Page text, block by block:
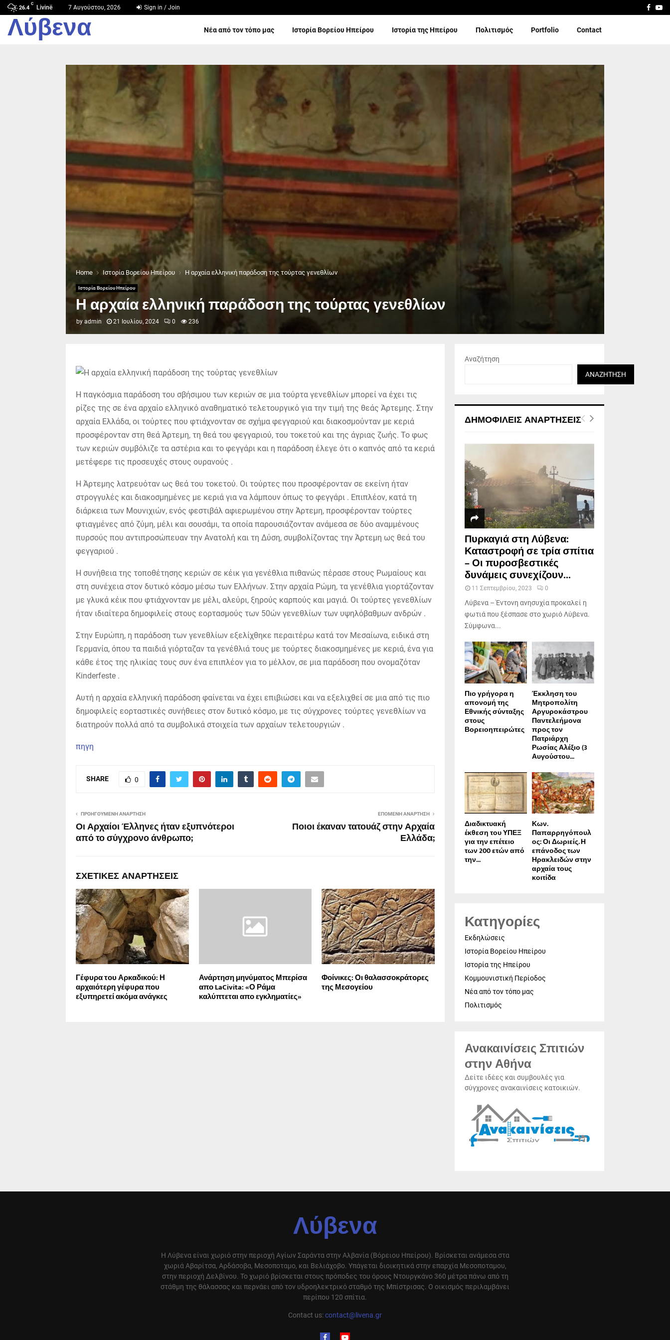
26.4
C
Livinë 7 Αυγούστου, 2026 Sign in / Join
Λύβενα Νέα από τον τόπο μας Ιστορία Βορείου Ηπείρου Ιστορία της Ηπείρου Πολιτισμός Portfolio Contact
Home Ιστορία Βορείου Ηπείρου Η αρχαία ελληνική παράδοση της τούρτας γενεθλίων
Ιστορία Βορείου Ηπείρου
Η αρχαία ελληνική παράδοση της τούρτας γενεθλίων
by admin 21 Ιουλίου, 2024 0 236
Η παγκόσμια παράδοση του σβήσιμου των κεριών σε μια τούρτα γενεθλίων μπορεί να έχει τις
ρίζες της σε ένα αρχαίο ελληνικό αναθηματικό τελετουργικό για την τιμή της θεάς Άρτεμης. Στην
αρχαία Ελλάδα, οι τούρτες που φτιάχνονταν σε σχήμα φεγγαριού και διακοσμούνταν με κεριά
προσφέρονταν στη θεά Άρτεμη, τη θεά του φεγγαριού, του τοκετού και της άγριας ζωής. Το φως
των κεριών συμβόλιζε τα αστέρια και το φεγγάρι και η παράδοση έλεγε ότι ο καπνός από τα κεριά
μετέφερε τις προσευχές στους ουρανούς .
Η Άρτεμης λατρευόταν ως θεά του τοκετού. Οι τούρτες που προσφέρονταν σε εκείνη ήταν
στρογγυλές και διακοσμημένες με κεριά για να λάμπουν όπως το φεγγάρι . Επιπλέον, κατά τη
διάρκεια των Μουνιχιών, ενός φεστιβάλ αφιερωμένου στην Άρτεμη, προσφέρονταν τούρτες
φτιαγμένες από ζύμη, μέλι και σουσάμι, τα οποία παρουσιάζονταν ανάμεσα σε δύο αναμμένους
πυρσούς που αντιπροσώπευαν την Ανατολή και τη Δύση, συμβολίζοντας την Άρτεμη ως θεά του
φεγγαριού .
Η συνήθεια της τοποθέτησης κεριών σε κέικ για γενέθλια πιθανώς πέρασε στους Ρωμαίους και
στη συνέχεια στον δυτικό κόσμο μέσω των Ελλήνων. Στην αρχαία Ρώμη, τα γενέθλια γιορτάζονταν
με γλυκά κέικ που φτιάχνονταν με μέλι, αλεύρι, ξηρούς καρπούς και μαγιά. Οι τούρτες γενεθλίων
ήταν ιδιαίτερα δημοφιλείς στους εορτασμούς των 50ών γενεθλίων των υψηλόβαθμων ανδρών .
Στην Ευρώπη, η παράδοση των γενεθλίων εξελίχθηκε περαιτέρω κατά τον Μεσαίωνα, ειδικά στη
Γερμανία, όπου τα παιδιά γιόρταζαν τα γενέθλιά τους με τούρτες διακοσμημένες με κεριά, ένα για
κάθε έτος της ηλικίας τους συν ένα επιπλέον για το μέλλον, σε μια παράδοση που ονομαζόταν
Kinderfeste .
Αυτή η αρχαία ελληνική παράδοση φαίνεται να έχει επιβιώσει και να εξελιχθεί σε μια από τις πιο
δημοφιλείς εορταστικές συνήθειες στον δυτικό κόσμο, με τις σύγχρονες τούρτες γενεθλίων να
διατηρούν πολλά από τα συμβολικά στοιχεία των αρχαίων τελετουργιών .
πηγη
SHARE 0
ΠΡΟΗΓΟΎΜΕΝΗ ΑΝΆΡΤΗΣΗ
Οι Αρχαίοι Έλληνες ήταν εξυπνότεροι
από το σύγχρονο άνθρωπο;
ΕΠΌΜΕΝΗ ΑΝΆΡΤΗΣΗ
Ποιοι έκαναν τατουάζ στην Αρχαία
Ελλάδα;
ΣΧΕΤΙΚΈΣ ΑΝΑΡΤΉΣΕΙΣ
Γέφυρα του Αρκαδικού: Η
αρχαιότερη γέφυρα που
εξυπηρετεί ακόμα ανάγκες
Ανάρτηση μηνύματος Μπερίσα
απο LaCivita: «Ο Ράμα
καλύπτεται απο εγκληματίες»
Φοίνικες: Οι θαλασσοκράτορες
της Μεσογείου
Αναζήτηση
ΑΝΑΖΉΤΗΣΗ
ΔΗΜΟΦΙΛΕΊΣ ΑΝΑΡΤΉΣΕΙΣ
Πυρκαγιά στη Λύβενα:
Καταστροφή σε τρία σπίτια
– Οι πυροσβεστικές
δυνάμεις συνεχίζουν...
11 Σεπτεμβρίου, 2023 0
Λύβενα – Έντονη ανησυχία προκαλεί η
φωτιά που ξέσπασε στο χωριό Λύβενα.
Σύμφωνα...
Πιο γρήγορα η
απονοµή της
Εθνικής σύνταξης
στους
Βορειοηπειρώτες
Έκκληση του
Μητροπολίτη
Αργυροκάστρου
Παντελεήμονα
προς τον
Πατριάρχη
Ρωσίας Αλέξιο (3
Αυγούστου...
Διαδικτυακή
έκθεση του ΥΠΕΞ
για την επέτειο
των 200 ετών από
την...
Κων.
Παπαρρηγόπουλ
ος: Οι Δωριείς. Η
επάνοδος των
Ηρακλειδών στην
αρχαία τους
κοιτίδα
Κατηγορίες
Εκδηλώσεις
Ιστορία Βορείου Ηπείρου
Ιστορία της Ηπείρου
Κομμουνιστική Περίοδος
Νέα από τον τόπο μας
Πολιτισμός
Ανακαινίσεις Σπιτιών
στην Αθήνα
Δείτε ιδέες και συμβουλές για
σύγχρονες ανακαινίσεις κατοικιών.
Λύβενα
Η Λύβενα είναι χωριό στην περιοχή Αγίων Σαράντα στην Αλβανία (Βόρειου Ηπείρου). Βρίσκεται ανάμεσα στα
χωριά Αβαρίτσα, Αρδάσοβα, Μεσοποταμο, και Βελιάχοβο. Υπάγεται διοικητικά στην επαρχία Μεσοποταμου,
στην περιοχή Δελβίνου. Το χωριό βρίσκεται στους πρόποδες του όρους Ντουργκάνο 360 μέτρα πάνω από τη
στάθμη της θάλασσας και περνάει από τον υδροηλεκτρικό σταθμό της Μπίστρισας. Ο οικισμός περιλαμβάνει
περίπου 120 σπίτια.
Contact us:contact@livena.gr